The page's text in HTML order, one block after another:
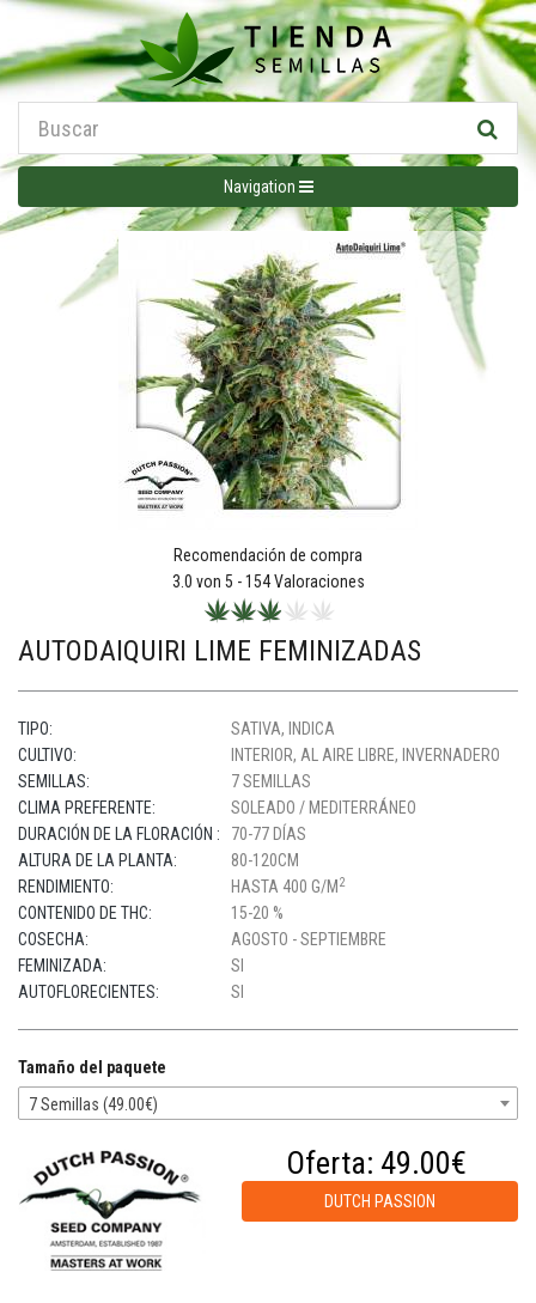
Navigation
Recomendación de compra
3.0 von 5 -154Valoraciones
AUTODAIQUIRI LIME FEMINIZADAS
TIPO:
SATIVA, INDICA
CULTIVO:
INTERIOR, AL AIRE LIBRE, INVERNADERO
SEMILLAS:
7 SEMILLAS
CLIMA PREFERENTE:
SOLEADO / MEDITERRÁNEO
DURACIÓN DE LA FLORACIÓN :
70-77 DÍAS
ALTURA DE LA PLANTA:
80-120CM
RENDIMIENTO:
HASTA 400 G/M 2
CONTENIDO DE THC:
15-20 %
COSECHA:
AGOSTO - SEPTIEMBRE
FEMINIZADA:
SI
AUTOFLORECIENTES:
SI
Tamaño del paquete
7 Semillas (49.00€)
Oferta: 49.00€
DUTCH PASSION